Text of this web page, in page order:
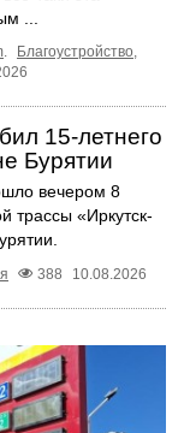
...
Благоустройство
15-летнего
Бурятии
вечером 8
трассы «Иркутск-
388 10.08.2026